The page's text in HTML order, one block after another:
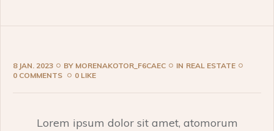
8 JAN. 2023 BY MORENAKOTOR_F6CAEC IN REAL ESTATE
0 COMMENTS
0 LIKE
Lorem ipsum dolor sit amet, atomorum